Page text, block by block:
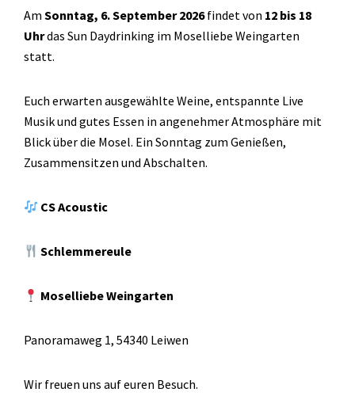
Am Sonntag, 6. September 2026findet von 12 bis 18
Uhrdas Sun Daydrinking im Moselliebe Weingarten
statt.
Euch erwarten ausgewählte Weine, entspannte Live
Musik und gutes Essen in angenehmer Atmosphäre mit
Blick über die Mosel. Ein Sonntag zum Genießen,
Zusammensitzen und Abschalten.
CS Acoustic
Schlemmereule
Moselliebe Weingarten
Panoramaweg 1, 54340 Leiwen
Wir freuen uns auf euren Besuch.